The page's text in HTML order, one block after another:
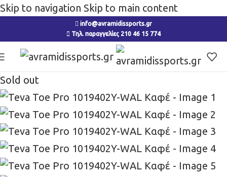
Skip to navigation Skip to main content
info@avramidissports.gr
Τηλ. παραγγελίες 210 46 15 774
Sold out